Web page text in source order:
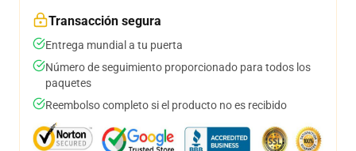
Transacción segura
Entrega mundial a tu puerta
Número de seguimiento proporcionado para todos los
paquetes
Reembolso completo si el producto no es recibido